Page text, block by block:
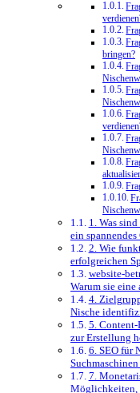
bringen?
1. Was
ein
2. Wie
erfolgreichen
website-
Warum sie
4.
Nische
5.⁤
zur⁤ Erstellung
6.⁣ SEO ⁣für
7.
Möglichkeiten,